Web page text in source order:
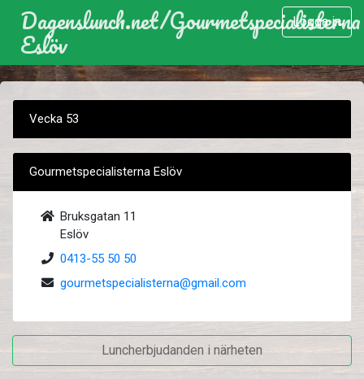
Dagenslunch.net/Gourmetspecialisterna
Eslöv
Logga in
Vecka 53
Gourmetspecialisterna Eslöv
Bruksgatan 11
Eslöv
0413-55 50 50
gourmetspecialisterna@gmail.com
Luncherbjudanden i närheten